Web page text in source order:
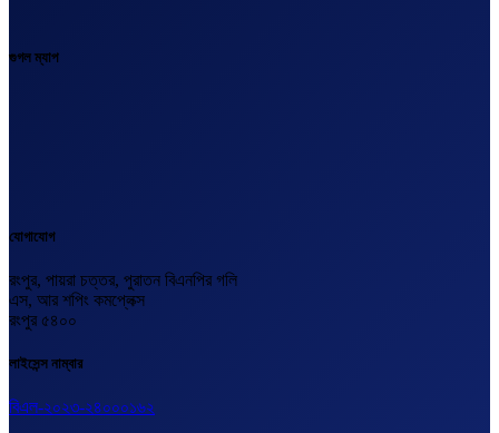
গুগল ম্যাপ
যোগাযোগ
রংপুর, পায়রা চত্তর, পুরাতন বিএনপির গলি
এস, আর শপিং কমপ্লেক্স
রংপুর ৫৪০০
লাইসেন্স নাম্বার
বিএল-২০২৩-২৪০০০১৬২